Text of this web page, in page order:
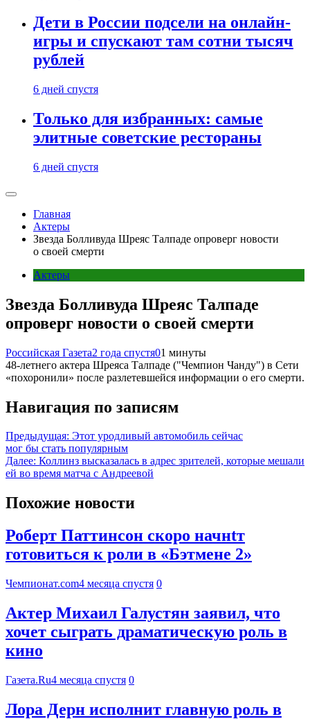
Дети в России подсели на онлайн-
игры и спускают там сотни тысяч
рублей
6 дней спустя
Только для избранных: самые
элитные советские рестораны
6 дней спустя
Главная
Актеры
Звезда Болливуда Шреяс Талпаде опроверг новости
о своей смерти
Актеры
Звезда Болливуда Шреяс Талпаде
опроверг новости о своей смерти
Российская Газета2 года спустя01 минуты
48-летнего актера Шреяса Талпаде ("Чемпион Чанду") в Сети
«похоронили» после разлетевшейся информации о его смерти.
Навигация по записям
Предыдущая: Этот уродливый автомобиль сейчас
мог бы стать популярным
Далее: Коллинз высказалась в адрес зрителей, которые мешали
ей во время матча с Андреевой
Похожие новости
Роберт Паттинсон скоро начнtт
готовиться к роли в «Бэтмене 2»
Чемпионат.com4 месяца спустя 0
Актер Михаил Галустян заявил, что
хочет сыграть драматическую роль в
кино
Газета.Ru4 месяца спустя 0
Лора Дерн исполнит главную роль в